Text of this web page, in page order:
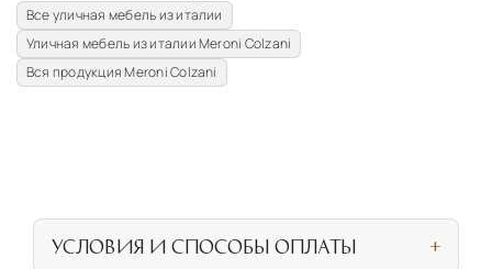
Все уличная мебель из италии
Уличная мебель из италии Meroni Colzani
Вся продукция Meroni Colzani
УСЛОВИЯ И СПОСОБЫ ОПЛАТЫ